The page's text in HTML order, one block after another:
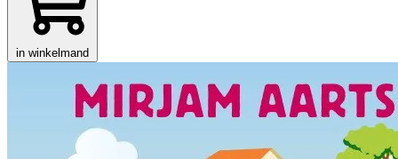
in winkelmand